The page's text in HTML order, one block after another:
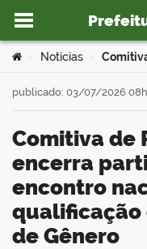
Ir para o conteúdo
portal
Você está aqui:
Notícias
Comitiva de Parauapebas
encerra
encontro
qualificação
de Gênero
publicado: 03/07/2026